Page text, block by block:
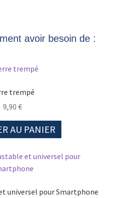
avoir besoin de :
trempé
9,90 €
AU PANIER
universel pour Smartphone